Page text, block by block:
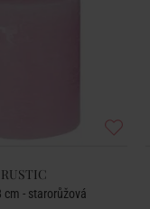
RUSTIC
cm - starorůžová